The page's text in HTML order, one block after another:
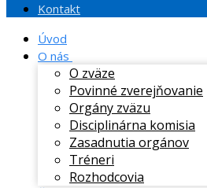
Kontakt
Úvod
O nás
O zväze
Povinné zverejňovanie
Orgány zväzu
Disciplinárna komisia
Zasadnutia orgánov
Tréneri
Rozhodcovia